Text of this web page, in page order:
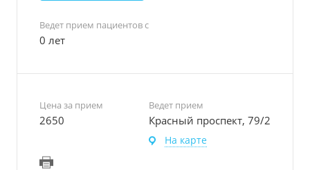
Ведет прием пациентов с
0 лет
Цена за прием
2650
Ведет прием
Красный проспект, 79/2
На карте